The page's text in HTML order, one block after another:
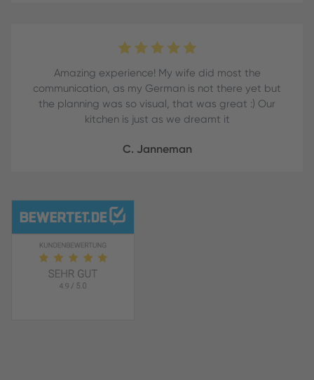
Amazing experience! My wife did most the
communication, as my German is not there yet but
the planning was so visual, that was great :) Our
kitchen is just as we dreamt it
C. Janneman